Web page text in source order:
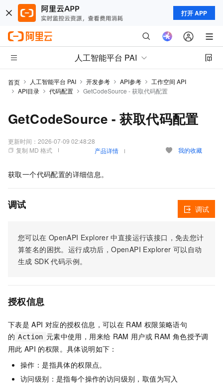
打开 APP
人工智能平台 PAI
首页 人工智能平台 PAI 开发参考 API参考
工作空间 API
API目录
代码配置 GetCodeSource - 获取代码配置
GetCodeSource - 获取代码配置
更新时间： 2026-07-09 02:48:28
复制 MD 格式
产品详情 我的收藏
获取一个代码配置的详细信息。
调试
您可以在 OpenAPI Explorer 中直接运行该接口，免去您计
算签名的困扰。运行成功后，OpenAPI Explorer 可以自动
生成 SDK 代码示例。
调试
授权信息
下表是 API 对应的授权信息，可以在 RAM 权限策略语句
的 Action 元素中使用，用来给 RAM 用户或 RAM 角色授予调
用此 API 的权限。具体说明如下：
操作：是指具体的权限点。
访问级别：是指每个操作的访问级别，取值为写入